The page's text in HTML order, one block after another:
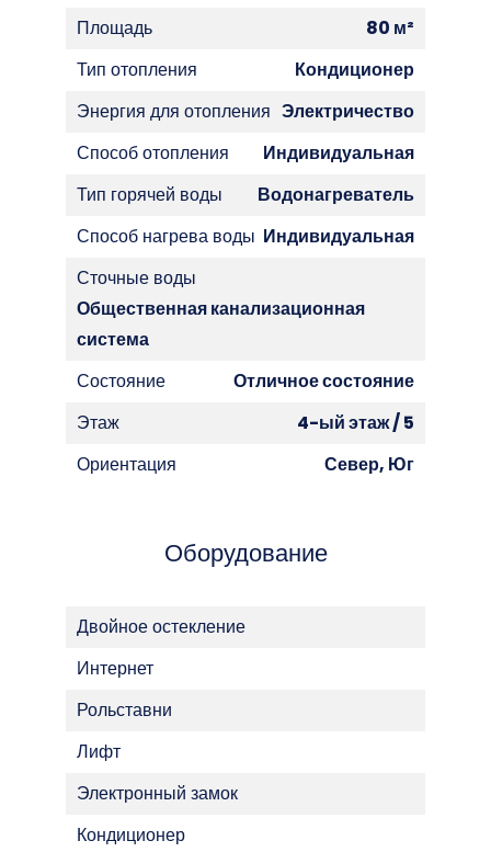
Площадь
80 м²
Тип отопления
Кондиционер
Энергия для отопления Электричество
Способ отопления
Индивидуальная
Тип горячей воды
Водонагреватель
Способ нагрева воды Индивидуальная
Сточные воды
Общественная канализационная
система
Состояние
Отличное состояние
Этаж
4-ый этаж / 5
Ориентация
Север, Юг
Оборудование
Двойное остекление
Интернет
Рольставни
Лифт
Электронный замок
Кондиционер